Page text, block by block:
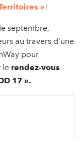
»!
septembre,
au travers d’une
pour
le rendez-vous
17 ».